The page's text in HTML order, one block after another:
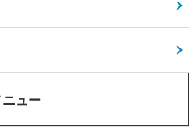
ニュー